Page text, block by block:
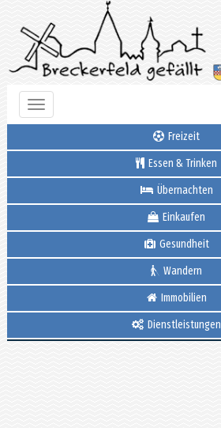
Toggle
navigation
Freizeit
Essen & Trinken
Übernachten
Einkaufen
Gesundheit
Wandern
Immobilien
Dienstleistungen